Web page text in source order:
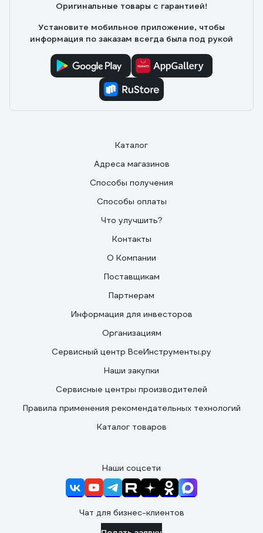
Оригинальные товары с гарантией!
Установите мобильное приложение, чтобы
информация по заказам всегда была под рукой
Каталог
Адреса магазинов
Способы получения
Способы оплаты
Что улучшить?
Контакты
О Компании
Поставщикам
Партнерам
Информация для инвесторов
Организациям
Сервисный центр ВсеИнструменты.ру
Наши закупки
Сервисные центры производителей
Правила применения рекомендательных технологий
Каталог товаров
Наши соцсети
Чат для бизнес-клиентов